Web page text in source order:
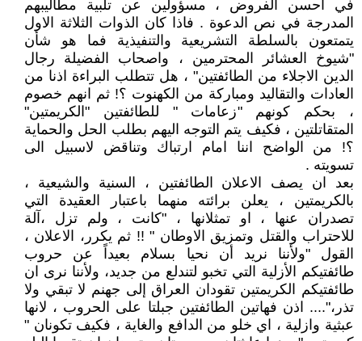
في احسن الفروض ، مسؤولين عن تلبية مطاليبهم
المدرجة في نص الدعوة . فاذا كان الذوات الثلاثة الاول
يتمتعون بالسلطة التشريعية والتنفيذية فما هو شأن
"شيوخ العشائر المحترمين ، واصحاب الفضيلة رجال
الدين الاجلاء من الطائفتين" ، هل تتطلب البراءة اذنا من
العادات والتقاليد ومباركة من الكهنوت ؟! ثم انهم خصوم
، بحكم كونهم "زعامات " للطائفتين "الكريمتين"
المتقاتلتين ، فكيف يتم التوجه اليهم بطلب الحل والحماية
؟! من الواضح اننا امام ارتباك وتناقض لاسبيل الى
تسويته .
بعد ان يصف الاعلان الطائفتين ، السنية والشيعية ،
بالكريمتين ، يعلن برائته منهما باعتبار العقيدة التي
تصدران عنها ، او تمثلانها ، "كانت ، ولم تزل ،آلة
للاحتراب والقتل وتمزيق الاوطان " !! ثم يكرر، الاعلان ،
القول "ولأننا نريد أن نحيا بسلام بعيداً عن حروب
طائفتيكم الأزلية التي تخبو لتندلع من جديد، ولأننا نرى ان
طائفتيكم الكريمتين تقودان العراق إلى جهنم لا تبقي ولا
تذر،".... اذن فهاتين الطائفتين جبلتا على الحروب ، لانها
عبثية وازلية ، اي خلو من الدافع والغاية ، فكيف تكونان "